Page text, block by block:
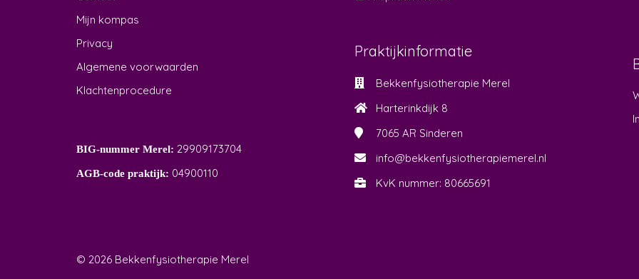
Mijn kompas
Privacy
Algemene voorwaarden
Klachtenprocedure
BIG-nummer Merel: 29909173704
AGB-code praktijk: 04900110
Praktijkinformatie
Bekkenfysiotherapie Merel
Harterinkdijk 8
7065 AR Sinderen
info@bekkenfysiotherapiemerel.nl
KvK nummer: 80665691
© 2026 Bekkenfysiotherapie Merel